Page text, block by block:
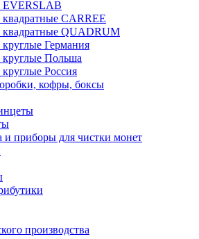
EVERSLAB
CARREE
квадратные QUADRUM
Германия
Польша
Россия
кофры, боксы
и приборы для чистки монет
производства